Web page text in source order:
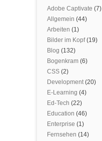
Adobe Captivate (7)
Allgemein (44)
Arbeiten (1)
Bilder im Kopf(19)
Blog (132)
Bogenkram (6)
CSS (2)
Development(20)
E-Learning (4)
Ed-Tech (22)
Education (46)
Enterprise (1)
Fernsehen (14)